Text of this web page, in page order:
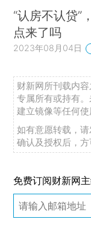
“认房不认贷”
点来了吗
2023年08月04日
财新网所刊载内
专属所有或持有
建立镜像等任何使
如有意愿转载，
确认及授权后，方
免费订阅财新网